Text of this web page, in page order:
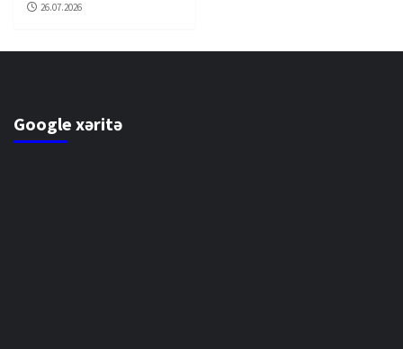
26.07.2026
Google xəritə